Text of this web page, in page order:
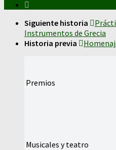
Siguiente historia
Instrumentos de Grecia
Historia previa
Premios
Musicales y teatro